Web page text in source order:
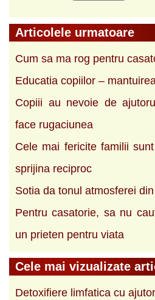
Articolele urmatoare
Cum sa ma rog pentru
Educatia copiilor ‒
Copiii au nevoie de
face rugaciunea
Cele mai fericite familii
sprijina reciproc
Sotia da tonul atmosferei
Pentru casatorie, sa nu
un prieten pentru viata
Cele mai vizualizate
Detoxifiere limfatica cu